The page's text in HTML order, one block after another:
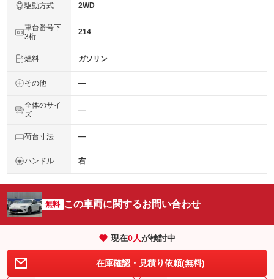
駆動方式 2WD
車台番号下
3桁
214
燃料 ガソリン
その他 ―
全体のサイ
ズ
―
荷台寸法 ―
ハンドル 右
無料 この車両に関するお問い合わせ
現在0人が検討中
在庫確認・見積り依頼(無料)